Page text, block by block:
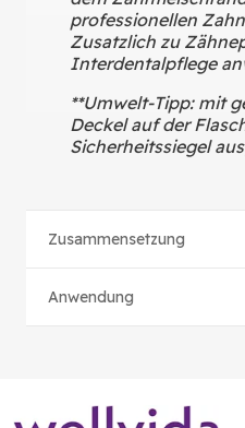
professionellen
Zusatzlich zu
Interdentalpflege
**Umwelt-Tipp: mit
Deckel auf der
Sicherheitssiegel
Zusammensetzung
Anwendung